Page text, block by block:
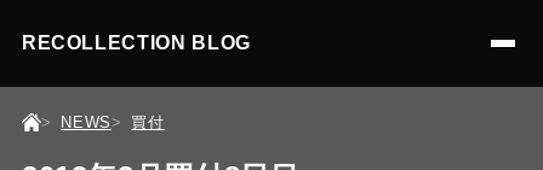
RECOLLECTION BLOG
NEWS 買付